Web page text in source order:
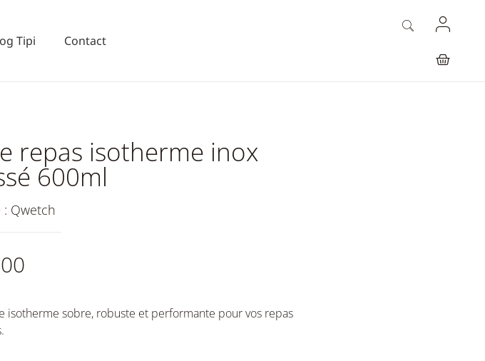
Tipi Contact
repas isotherme inox
600ml
: Qwetch
isotherme sobre, robuste et performante pour vos repas